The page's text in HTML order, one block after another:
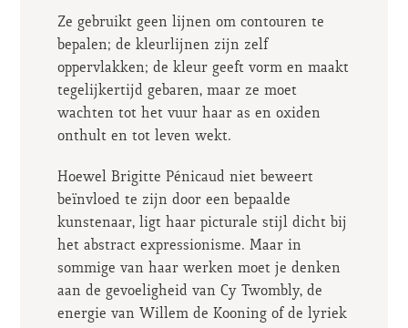
Ze gebruikt geen lijnen om contouren te
bepalen; de kleurlijnen zijn zelf
oppervlakken; de kleur geeft vorm en maakt
tegelijkertijd gebaren, maar ze moet
wachten tot het vuur haar as en oxiden
onthult en tot leven wekt.
Hoewel Brigitte Pénicaud niet beweert
beïnvloed te zijn door een bepaalde
kunstenaar, ligt haar picturale stijl dicht bij
het abstract expressionisme. Maar in
sommige van haar werken moet je denken
aan de gevoeligheid van Cy Twombly, de
energie van Willem de Kooning of de lyriek